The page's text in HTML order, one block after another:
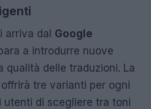
arriva dal Google
a introdurre nuove
qualità delle traduzioni. La
tre varianti per ogni
di scegliere tra toni